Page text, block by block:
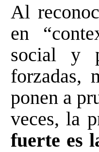
Al
en
social y
forzadas,
ponen a
veces, la
fuerte es